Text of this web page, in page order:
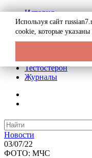
История
Биография
Криминал
Реклама на сайте
Тестостерон
Журналы
Новости
03/07/22
ФОТО: МЧС
Используя сайт
cookie, которые указаны